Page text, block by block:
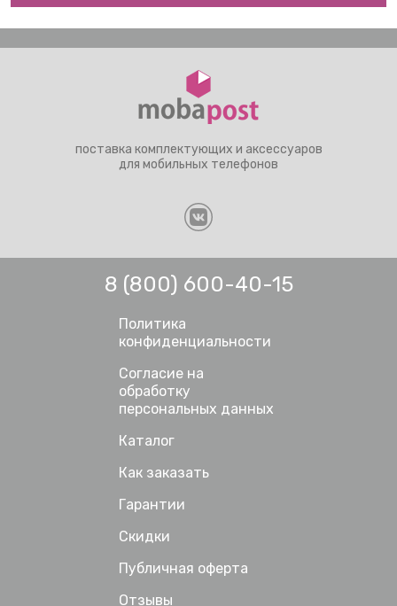
поставка комплектующих и аксессуаров
для мобильных телефонов
Каталог
Как заказать
Гарантии
Скидки
Публичная оферта
Отзывы
8 (800) 600-40-15
Политика
конфиденциальности
Согласие на
обработку
персональных данных